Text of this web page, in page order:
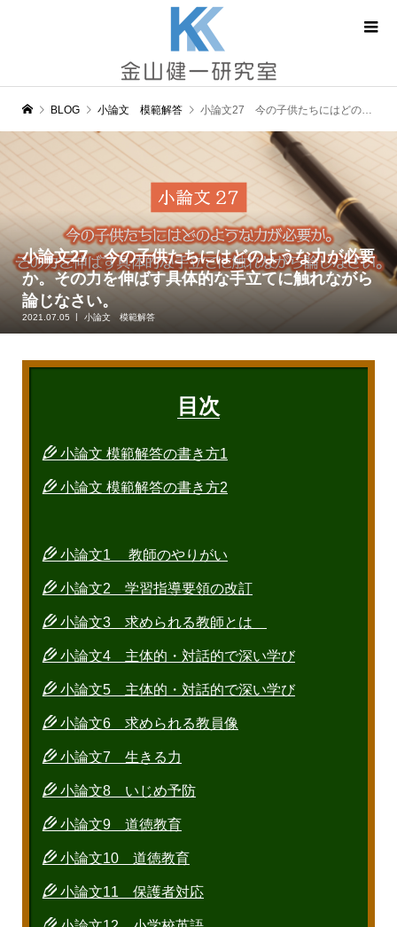
BLOG 小論文 模範解答 小論文27 今の子供たちにはどのような力が必要か。その力を伸ばす具体的な手立てに触れながら論じなさい。
小論文27 今の子供たちにはどのような力が必要
か。その力を伸ばす具体的な手立てに触れながら
論じなさい。
2021.07.05 小論文 模範解答
目次
小論文 模範解答の書き方1
小論文 模範解答の書き方2
小論文1 教師のやりがい
小論文2 学習指導要領の改訂
小論文3 求められる教師とは
小論文4 主体的・対話的で深い学び
小論文5 主体的・対話的で深い学び
小論文6 求められる教員像
小論文7 生きる力
小論文8 いじめ予防
小論文9 道徳教育
小論文10 道徳教育
小論文11 保護者対応